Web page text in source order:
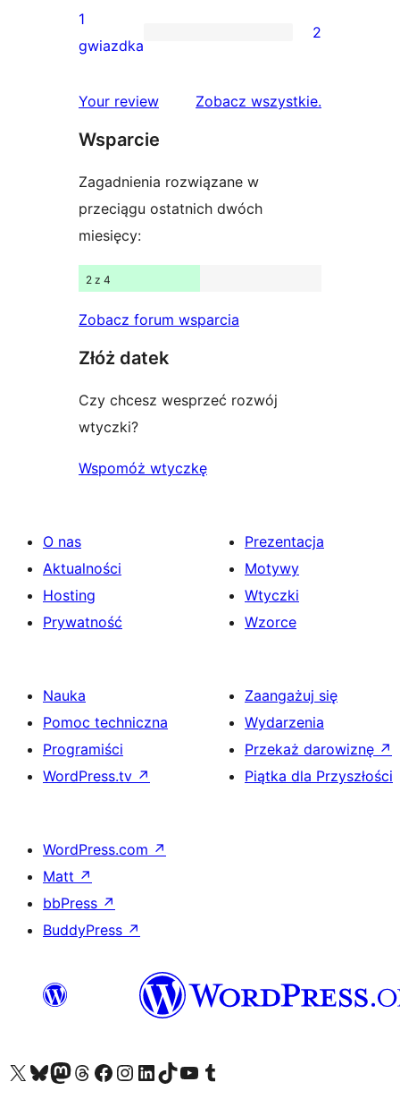
gwiazdkowych
recenzji
2-
2
1-
1
gwiazdka
2
Your review Zobacz wszystkierecenzje
.
Wsparcie
Zagadnienia rozwiązane w
przeciągu ostatnich dwóch
miesięcy:
2 z 4
Zobacz forum wsparcia
Złóż datek
Czy chcesz wesprzeć rozwój
wtyczki?
Wspomóż wtyczkę
O nas
Aktualności
Hosting
Prywatność
Prezentacja
Motywy
Wtyczki
Wzorce
Nauka
Pomoc techniczna
Programiści
WordPress.tv ↗
Zaangażuj się
Wydarzenia
Przekaż darowiznę ↗
Piątka dla Przyszłości
WordPress.com ↗
Matt ↗
bbPress ↗
BuddyPress ↗
Odwiedź nasze konto X (dawniej Twitter)
Odwiedź nasze konto Bluesky
Odwiedź nasze konto na Mastodoncie
Odwiedź naszego Threadsa
Odwiedź naszego Facebooka
Odwiedź nasze konto na Instagramie
Odwiedź nasze konto na LinkedIn
Odwiedź naszego TikToka
Odwiedź nasz kanał YouTube
Odwiedź naszego Tumblra